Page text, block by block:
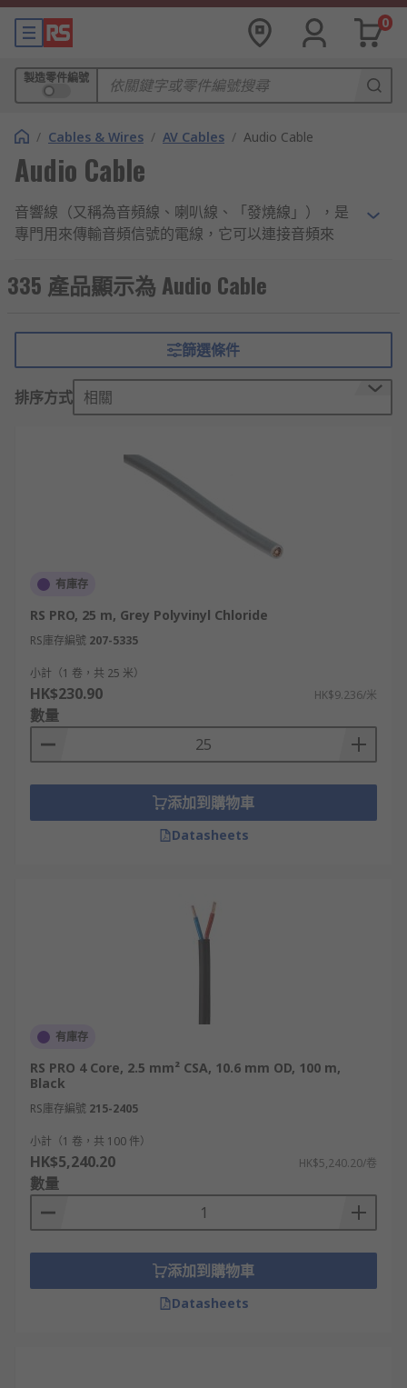
0
製造零件編號
/ Cables & Wires / AV Cables / Audio Cable
Audio Cable
音響線（又稱為音頻線、喇叭線、「發燒線」），是
專門用來傳輸音頻信號的電線，它可以連接音頻來
減少雜音和信號干擾，讓音響愛好者可以獲得最佳的
音效體驗。以下是一些購買音響喇叭線前要留意的事
喇叭線的類型
市場上有不同種類的音響線和喇叭線，以下是比較常
TRS喇叭線：TRS 分別代表端子（Tip）、環
（Ring）和袖子（Sleeve），指的是不同導體
連接到插頭的部分。這些音頻線適用於連接音
頻接口、外部設備和耳機，是 XLR 連接器的完
XLR喇叭線：一種非常流行的三針音頻線。它的
特點在於能鎖定連接器，防止連接鬆動，特別
適合用於揚聲器、前級放大器和咪高峰等設
TS喇叭線：TS 音頻線也被稱為吉他或樂器線。
上面提到的兩種喇叭線是屬於平衡電線，而 TS
則 是非平衡電線，亦即電線有兩個導體，可連
接到插頭。
擇。在大多數情況下， RCA 喇叭線都會有兩個
插頭（白色和紅色）。一個位於右聲道，另一
外，你還可以找到具有 8 或 4 個導體的版本。
如果你計劃設置任何雙放大配置，這些音頻線
性能方面比傳統喇叭線更高，包括括 Midi 線、
音響線的用途
音響線用途廣泛，以下是常見幾種應用場合：
家庭影院
音樂播放設備
335 產品顯示為 Audio Cable
篩選條件
排序方式 相關
有庫存
RS PRO, 25 m, Grey Polyvinyl Chloride
RS庫存編號 207-5335
小計（1 卷，共 25 米）
HK$230.90 HK$9.236/米
數量
添加到購物車
Datasheets
有庫存
RS PRO 4 Core, 2.5 mm² CSA, 10.6 mm OD, 100 m,
Black
RS庫存編號 215-2405
小計（1 卷，共 100 件）
HK$5,240.20 HK$5,240.20/卷
數量
添加到購物車
Datasheets